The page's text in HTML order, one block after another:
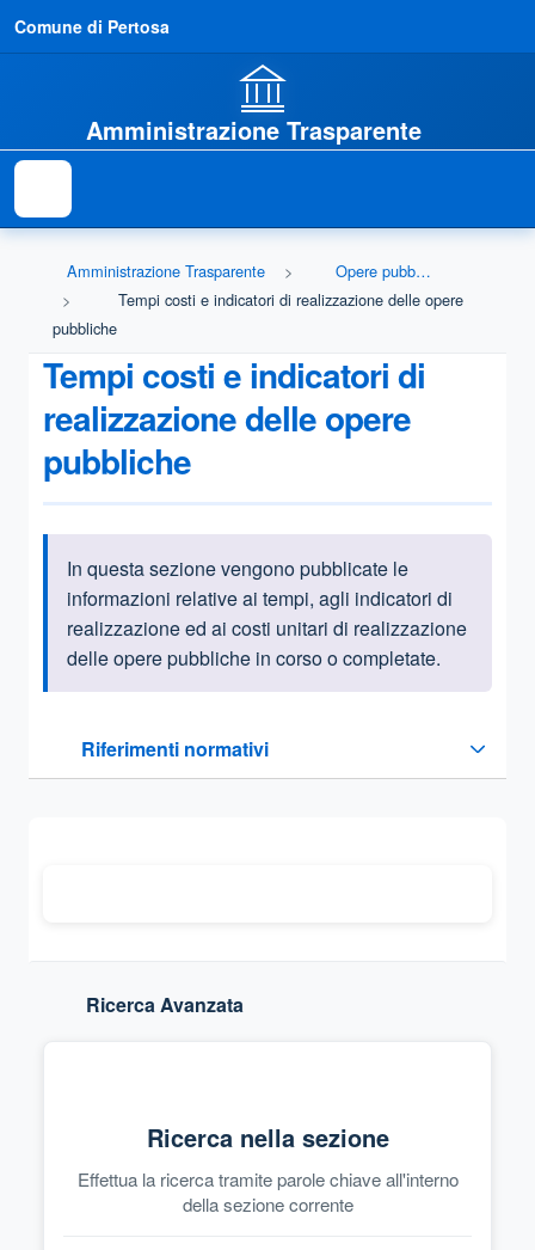
Comune di Pertosa
Amministrazione Trasparente
Amministrazione Trasparente
Opere pubbliche
Tempi costi e indicatori di realizzazione delle opere
pubbliche
Tempi costi e indicatori di
realizzazione delle opere
pubbliche
Informazioni introduttive
In questa sezione vengono pubblicate le
informazioni relative ai tempi, agli indicatori di
realizzazione ed ai costi unitari di realizzazione
delle opere pubbliche in corso o completate.
Riferimenti normativi
Sezione compressa
Ricerca Avanzata
Ricerca nella sezione
Effettua la ricerca tramite parole chiave all'interno
della sezione corrente